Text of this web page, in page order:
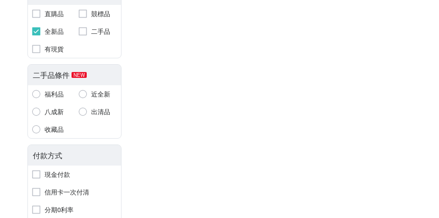
直購品
競標品
全新品
二手品
有現貨
二手品條件 NEW
福利品
近全新
八成新
出清品
收藏品
付款方式
現金付款
信用卡一次付清
分期0利率